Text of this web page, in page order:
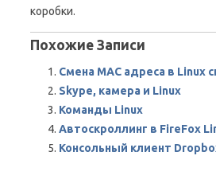
| ________|___H__/
__/ =| o |=-
\_/      \__/  \__/  \__/
коробки.
Похожие Записи
Смена MAC адреса в Linux
Skype, камера и Linux
Команды Linux
Автоскроллинг в FireFox
Консольный клиент